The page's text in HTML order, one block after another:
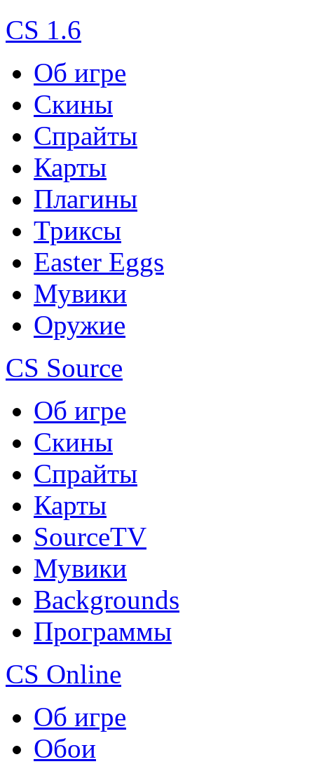
CS 1.6
Об игре
Скины
Спрайты
Карты
Плагины
Триксы
Easter Eggs
Мувики
Оружие
CS Source
Об игре
Скины
Спрайты
Карты
SourceTV
Мувики
Backgrounds
Программы
CS Online
Об игре
Обои